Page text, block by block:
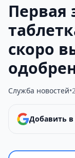
Первая
скоро
Служба новостей•
Добавить